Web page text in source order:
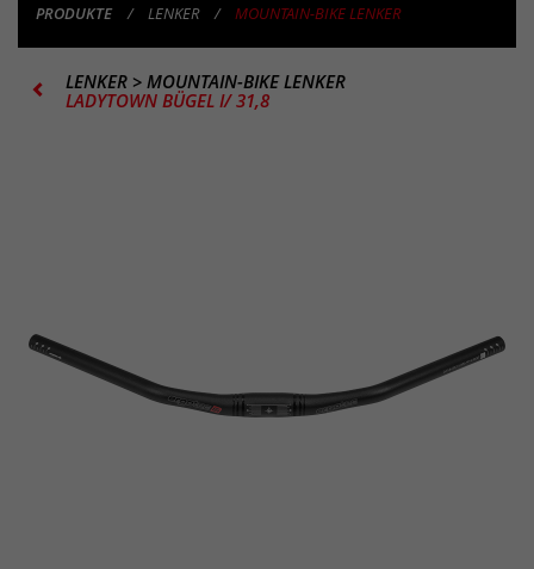
PRODUKTE LENKER MOUNTAIN-BIKE LENKER
LENKER > MOUNTAIN-BIKE LENKER
LADYTOWN BÜGEL I/ 31,8